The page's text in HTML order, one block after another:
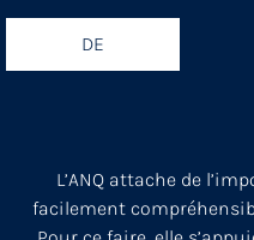
DE
L’ANQ attache de
facilement